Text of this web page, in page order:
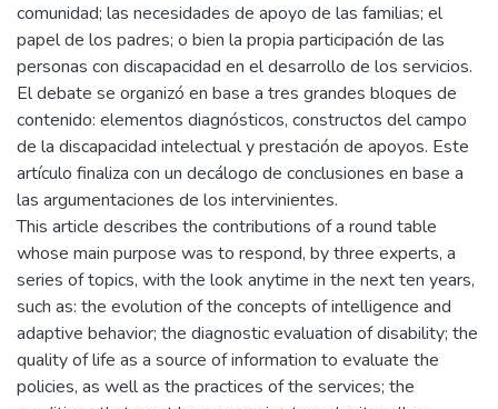
comunidad; las necesidades de apoyo de las familias; el
papel de los padres; o bien la propia participación de las
personas con discapacidad en el desarrollo de los servicios.
El debate se organizó en base a tres grandes bloques de
contenido: elementos diagnósticos, constructos del campo
de la discapacidad intelectual y prestación de apoyos. Este
artículo finaliza con un decálogo de conclusiones en base a
las argumentaciones de los intervinientes.
This article describes the contributions of a round table
whose main purpose was to respond, by three experts, a
series of topics, with the look anytime in the next ten years,
such as: the evolution of the concepts of intelligence and
adaptive behavior; the diagnostic evaluation of disability; the
quality of life as a source of information to evaluate the
policies, as well as the practices of the services; the